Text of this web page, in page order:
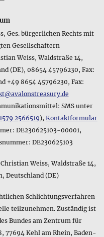
Produkt Bögen aus
besteht aus dem
dunkelrote Schliffperlen
Lieferumfang des
möglichst genaue
Bögen aus Kristall •
12,0 x 9,0 cm großen
den Lieferumfang des
Sollten Sie sich für
Sie im oberen Bereich
finden wie z.B. die
der Verpackung.
Ges. bürgerlichen Rechts mit
Gesellschaftern
Weiss, Waldstraße 14,
(DE), 08654 45796230, Fax:
+49 8654 45796230, Fax:
SMS unter
2566519), Kontaktformular
DE230625103-00001,
DE230625103
Weiss, Waldstraße 14,
Deutschland (DE)
Schlichtungsverfahren
teilzunehmen. Zuständig ist
Bundes am Zentrum für
77694 Kehl am Rhein, Baden-